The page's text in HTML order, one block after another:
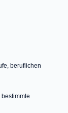
beruflichen